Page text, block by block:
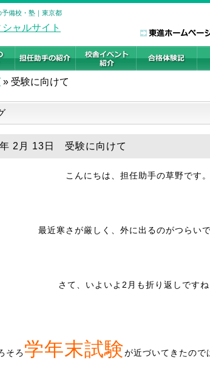
備校・塾｜東京都
» 受験に向けて
2月 13日 受験に向けて
こんにちは、担任助手の草野です。
最近寒さが厳しく、外に出るのがつらいで
さて、いよいよ2月も折り返しですね
そろ 学年末試験が近づいてきたので